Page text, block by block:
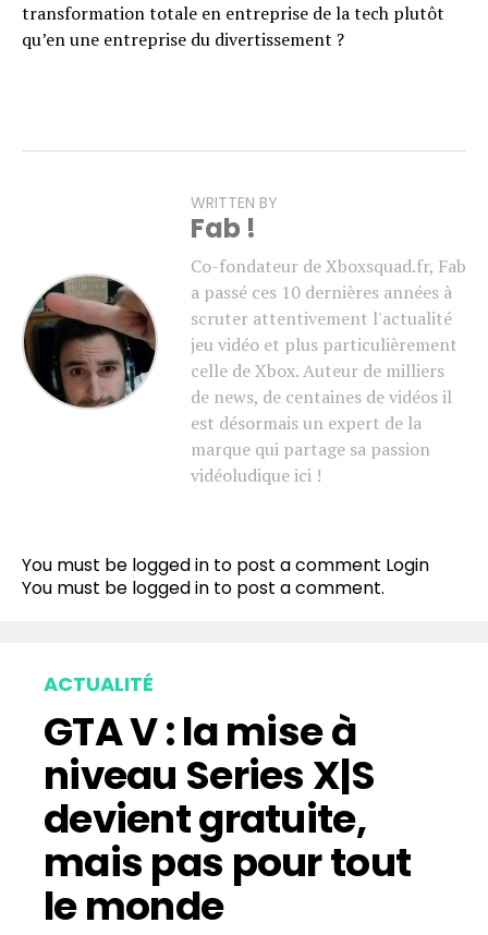
transformation totale en entreprise de la tech plutôt
qu’en une entreprise du divertissement ?
WRITTEN BY
Fab !
Co-fondateur de Xboxsquad.fr, Fab
a passé ces 10 dernières années à
scruter attentivement l'actualité
jeu vidéo et plus particulièrement
celle de Xbox. Auteur de milliers
de news, de centaines de vidéos il
est désormais un expert de la
marque qui partage sa passion
vidéoludique ici !
You must be logged in to post a comment Login
You must be logged in to post a comment.
ACTUALITÉ
GTA V : la mise à
niveau Series X|S
devient gratuite,
mais pas pour tout
le monde
Flipboard
Reddit
Pinterest
Whatsapp